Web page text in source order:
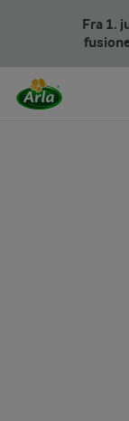
Fra 1.